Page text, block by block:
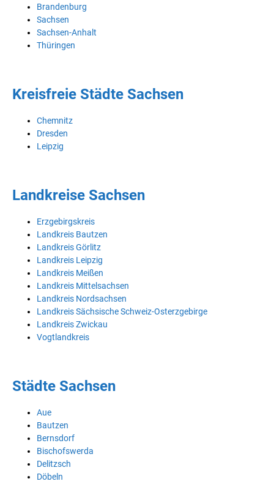
Brandenburg
Sachsen
Sachsen-Anhalt
Thüringen
Kreisfreie Städte Sachsen
Chemnitz
Dresden
Leipzig
Landkreise Sachsen
Erzgebirgskreis
Landkreis Bautzen
Landkreis Görlitz
Landkreis Leipzig
Landkreis Meißen
Landkreis Mittelsachsen
Landkreis Nordsachsen
Landkreis Sächsische Schweiz-Osterzgebirge
Landkreis Zwickau
Vogtlandkreis
Städte Sachsen
Aue
Bautzen
Bernsdorf
Bischofswerda
Delitzsch
Döbeln